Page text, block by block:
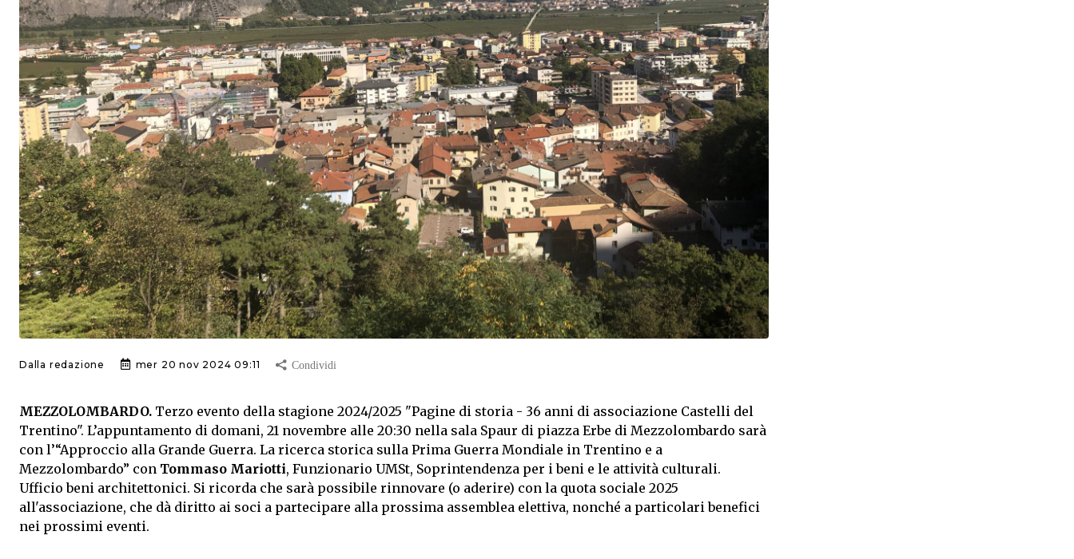
Dalla redazione mer 20 nov 2024 09:11
MEZZOLOMBARDO. Terzo evento della stagione 2024/2025 "Pagine di storia - 36 anni di associazione Castelli del
Trentino". L’appuntamento di domani, 21 novembre alle 20:30 nella sala Spaur di piazza Erbe di Mezzolombardo sarà
con l’“Approccio alla Grande Guerra. La ricerca storica sulla Prima Guerra Mondiale in Trentino e a
Mezzolombardo” con Tommaso Mariotti, Funzionario UMSt, Soprintendenza per i beni e le attività culturali.
Ufficio beni architettonici. Si ricorda che sarà possibile rinnovare (o aderire) con la quota sociale 2025
all'associazione, che dà diritto ai soci a partecipare alla prossima assemblea elettiva, nonché a particolari benefici
nei prossimi eventi.